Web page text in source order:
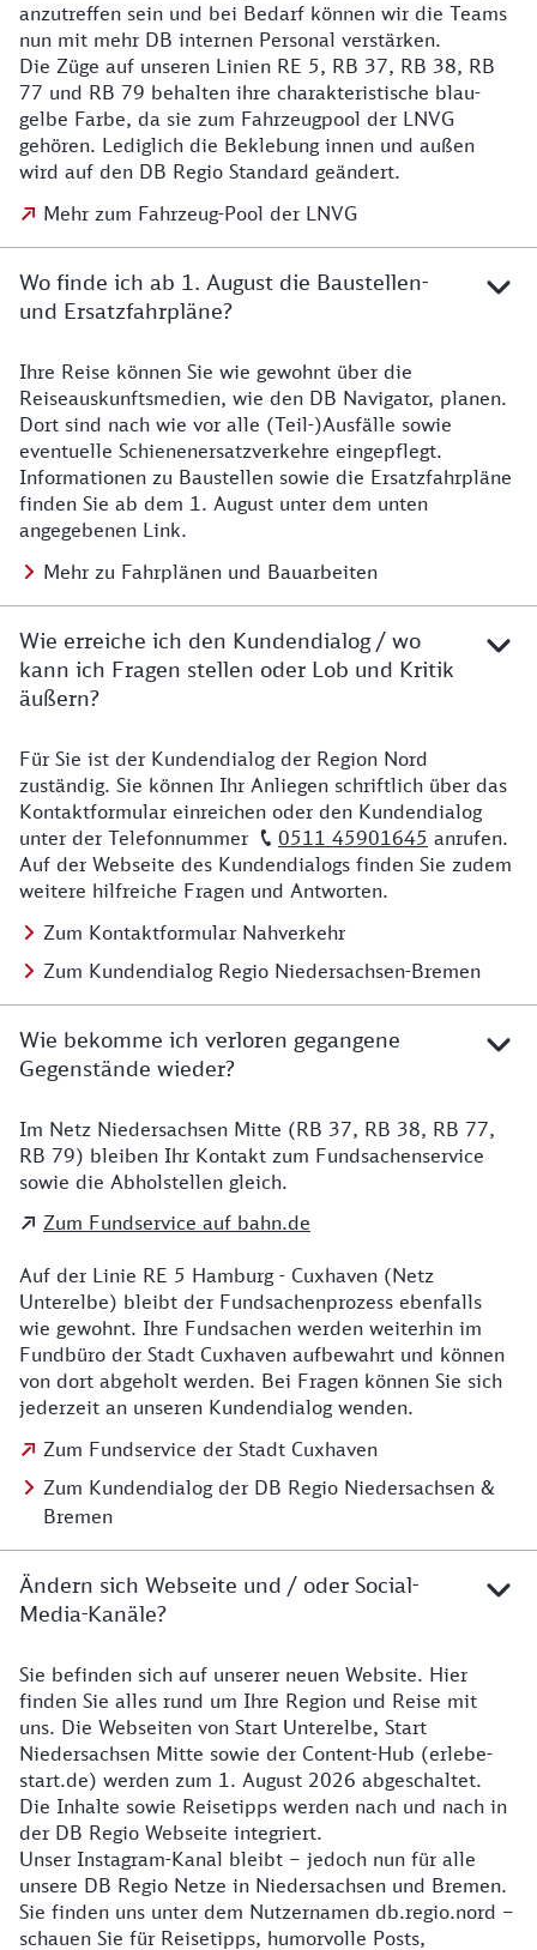
anzutreffen sein und bei Bedarf können wir die Teams
nun mit mehr DB internen Personal verstärken.
Die Züge auf unseren Linien RE 5, RB 37, RB 38, RB
77 und RB 79 behalten ihre charakteristische blau-
gelbe Farbe, da sie zum Fahrzeugpool der LNVG
gehören. Lediglich die Beklebung innen und außen
wird auf den DB Regio Standard geändert.
Mehr zum Fahrzeug-Pool der LNVG
Wo finde ich ab 1. August die Baustellen-
und Ersatzfahrpläne?
Details zu Baustelle
Ihre Reise können Sie wie gewohnt über die
Reiseauskunftsmedien, wie den DB Navigator, planen.
Dort sind nach wie vor alle (Teil-)Ausfälle sowie
eventuelle Schienenersatzverkehre eingepflegt.
Informationen zu Baustellen sowie die Ersatzfahrpläne
finden Sie ab dem 1. August unter dem unten
angegebenen Link.
Mehr zu Fahrplänen und Bauarbeiten
Wie erreiche ich den Kundendialog / wo
kann ich Fragen stellen oder Lob und Kritik
äußern?
Details zu Kontakt
Für Sie ist der Kundendialog der Region Nord
zuständig. Sie können Ihr Anliegen schriftlich über das
Kontaktformular einreichen oder den Kundendialog
unter der Telefonnummer
0511 45901645 anrufen.
Auf der Webseite des Kundendialogs finden Sie zudem
weitere hilfreiche Fragen und Antworten.
Zum Kontaktformular Nahverkehr
Zum Kundendialog Regio Niedersachsen-Bremen
Wie bekomme ich verloren gegangene
Gegenstände wieder?
Details zu Kontakt
Im Netz Niedersachsen Mitte (RB 37, RB 38, RB 77,
RB 79) bleiben Ihr Kontakt zum Fundsachenservice
sowie die Abholstellen gleich.
Zum Fundservice auf bahn.de
Auf der Linie RE 5 Hamburg - Cuxhaven (Netz
Unterelbe) bleibt der Fundsachenprozess ebenfalls
wie gewohnt. Ihre Fundsachen werden weiterhin im
Fundbüro der Stadt Cuxhaven aufbewahrt und können
von dort abgeholt werden. Bei Fragen können Sie sich
jederzeit an unseren Kundendialog wenden.
Zum Fundservice der Stadt Cuxhaven
Zum Kundendialog der DB Regio Niedersachsen &
Bremen
Ändern sich Webseite und / oder Social-
Media-Kanäle?
Details zur Website
Sie befinden sich auf unserer neuen Website. Hier
finden Sie alles rund um Ihre Region und Reise mit
uns. Die Webseiten von Start Unterelbe, Start
Niedersachsen Mitte sowie der Content-Hub (erlebe-
start.de) werden zum 1. August 2026 abgeschaltet.
Die Inhalte sowie Reisetipps werden nach und nach in
der DB Regio Webseite integriert.
Unser Instagram-Kanal bleibt – jedoch nun für alle
unsere DB Regio Netze in Niedersachsen und Bremen.
Sie finden uns unter dem Nutzernamen db.regio.nord –
schauen Sie für Reisetipps, humorvolle Posts,